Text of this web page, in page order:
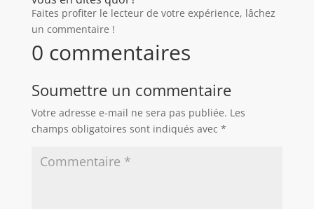
Faites profiter le lecteur de votre expérience, lâchez
un commentaire !
0 commentaires
Soumettre un commentaire
Votre adresse e-mail ne sera pas publiée. Les
champs obligatoires sont indiqués avec *